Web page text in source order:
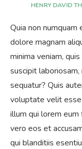
HENRY DAVID
Quia non
dolore magnam
minima veniam,
suscipit
sequatur? Quis
voluptate velit
illum qui lorem
vero eos et
qui blanditiis